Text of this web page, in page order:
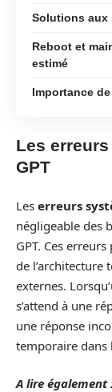
Solutions aux
Reboot et
estimé
Importance
Les
GPT
Les erreurs
négligeable des
GPT. Ces
de l’architecture
externes.
s’attend à une
une réponse
temporaire dans
A lire également